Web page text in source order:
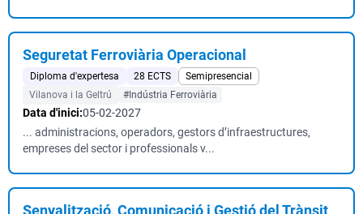
Seguretat Ferroviària Operacional
Diploma d'expertesa 28 ECTS
Semipresencial
Vilanova i la Geltrú
#Indústria Ferroviària
Data d'inici:05-02-2027
... administracions, operadors, gestors d’infraestructures,
empreses del sector i professionals v...
Senyalització, Comunicació i Gestió del Trànsit